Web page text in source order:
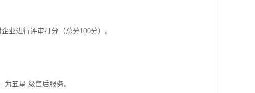
业进行评审打分（总分100分）。
五星.级售后服务。